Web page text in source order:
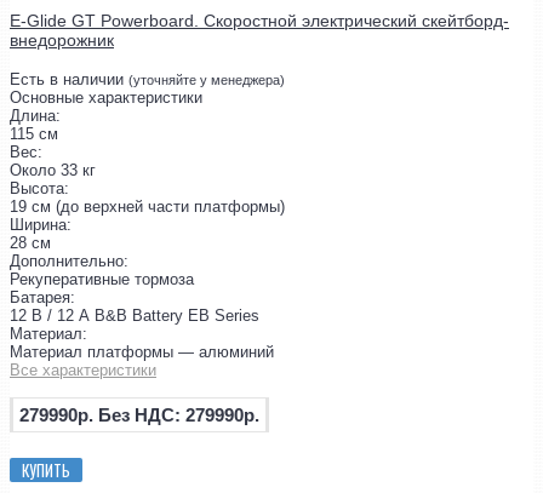
E-Glide GT Powerboard. Скоростной электрический скейтборд-
внедорожник
Есть в наличии (уточняйте у менеджера)
Основные характеристики
Длина:
115 см
Вес:
Около 33 кг
Высота:
19 см (до верхней части платформы)
Ширина:
28 см
Дополнительно:
Рекуперативные тормоза
Батарея:
12 В / 12 А B&B Battery EB Series
Материал:
Материал платформы — алюминий
Все характеристики
279990р. Без НДС: 279990р.
КУПИТЬ